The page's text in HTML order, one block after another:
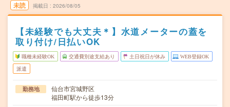
未読 掲載日 2026/08/05
【未経験でも大丈夫＊】水道メーターの蓋を
取り付け/日払いOK
職種未経験OK 交通費別途支給あり 土日祝日が休み WEB登録OK
派遣
勤務地
仙台市宮城野区
福田町駅から徒歩13分